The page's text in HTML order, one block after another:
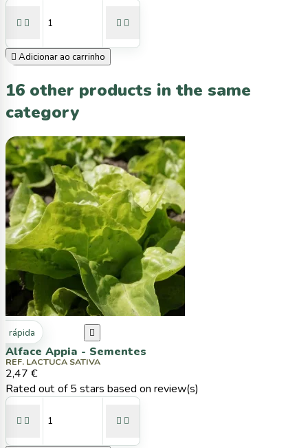
   
 Adicionar ao carrinho
16 other products in the same
category
rápida 
Alface Appia - Sementes
REF. LACTUCA SATIVA
2,47 €
Rated out of 5 stars based on review(s)
   